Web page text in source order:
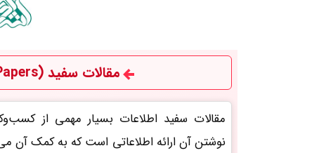
مقالات سفید (White Papers)
مقالات سفید اطلاعات بسیار مهمی از
نوشتن آن ارائه‌ اطلاعاتی است که به کمک آن